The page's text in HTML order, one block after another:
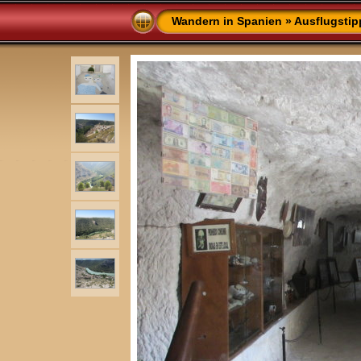
Wandern in Spanien »